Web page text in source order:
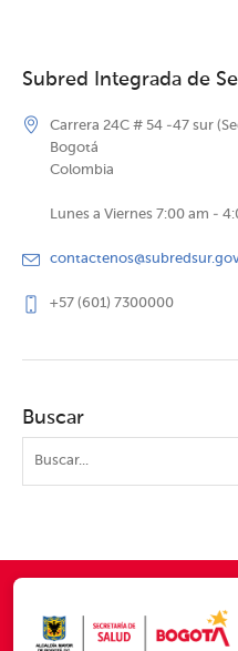
Subred Integrada de
Carrera 24C # 54 -47 sur
Bogotá
Colombia
Lunes a Viernes 7:00 am -
+57 (601) 7300000
Buscar